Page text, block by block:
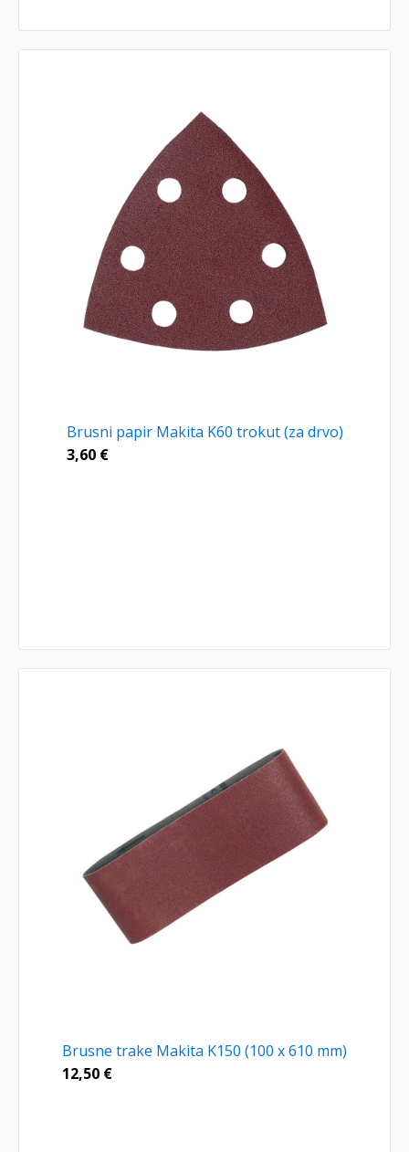
Brusni papir Makita K60 trokut (za drvo)
3,60 €
Brusne trake Makita K150 (100 x 610 mm)
12,50 €